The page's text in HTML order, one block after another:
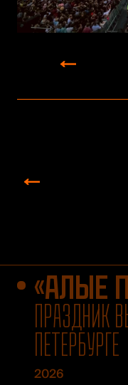
«АЛЫЕ
ПРАЗДНИК
ПЕТЕРБУРГЕ
2026